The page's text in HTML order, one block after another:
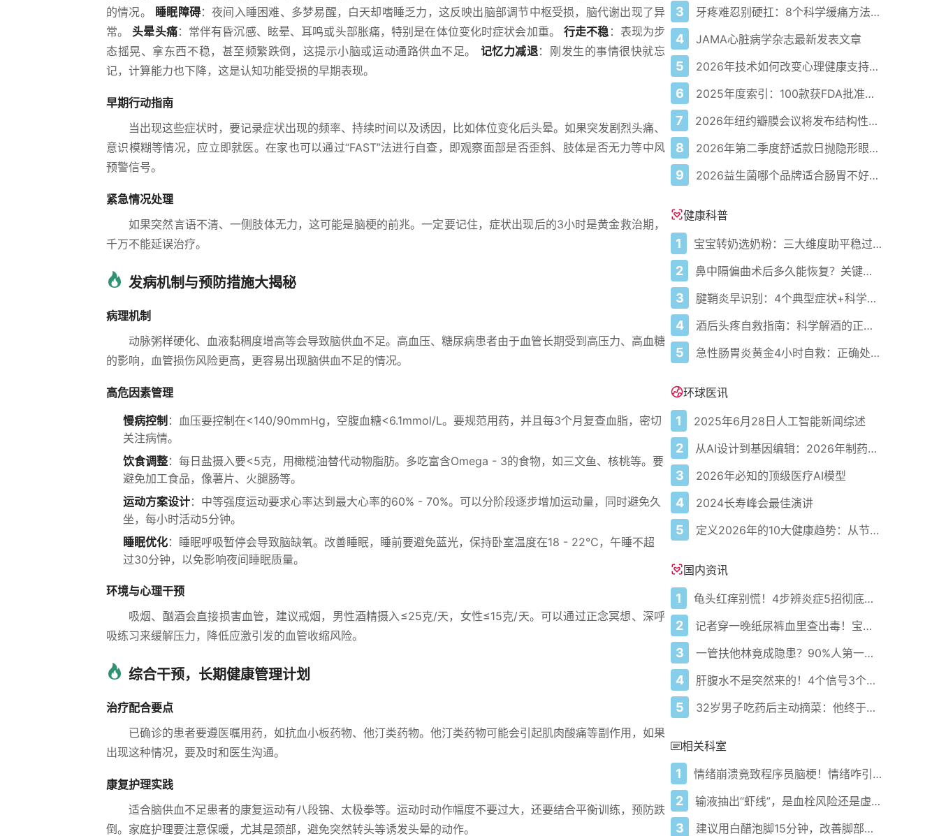
的情况。 睡眠障碍：夜间入睡困难、多梦易醒，白天却嗜睡乏力，这反映出脑部调节中枢受损，脑代谢出现了异
常。 头晕头痛：常伴有昏沉感、眩晕、耳鸣或头部胀痛，特别是在体位变化时症状会加重。行走不稳 ：表现为步
态摇晃、拿东西不稳，甚至频繁跌倒，这提示小脑或运动通路供血不足。 记忆力减退：刚发生的事情很快就忘
记，计算能力也下降，这是认知功能受损的早期表现。
早期行动指南
当出现这些症状时，要记录症状出现的频率、持续时间以及诱因，比如体位变化后头晕。如果突发剧烈头痛、
意识模糊等情况，应立即就医。在家也可以通过“FAST”法进行自查，即观察面部是否歪斜、肢体是否无力等中风
预警信号。
紧急情况处理
如果突然言语不清、一侧肢体无力，这可能是脑梗的前兆。一定要记住，症状出现后的3小时是黄金救治期，
千万不能延误治疗。
发病机制与预防措施大揭秘
病理机制
动脉粥样硬化、血液黏稠度增高等会导致脑供血不足。高血压、糖尿病患者由于血管长期受到高压力、高血糖
的影响，血管损伤风险更高，更容易出现脑供血不足的情况。
高危因素管理
慢病控制 ：血压要控制在<140/90mmHg，空腹血糖<6.1mmol/L。要规范用药，并且每3个月复查血脂，密切
关注病情。
饮食调整：每日盐摄入要<5克，用橄榄油替代动物脂肪。多吃富含Omega - 3的食物，如三文鱼、核桃等。要
避免加工食品，像薯片、火腿肠等。
运动方案设计：中等强度运动要求心率达到最大心率的60% - 70%。可以分阶段逐步增加运动量，同时避免久
坐，每小时活动5分钟。
睡眠优化：睡眠呼吸暂停会导致脑缺氧。改善睡眠，睡前要避免蓝光，保持卧室温度在18 - 22℃，午睡不超
过30分钟，以免影响夜间睡眠质量。
环境与心理干预
吸烟、酗酒会直接损害血管，建议戒烟，男性酒精摄入≤25克/天，女性≤15克/天。可以通过正念冥想、深呼
吸练习来缓解压力，降低应激引发的血管收缩风险。
综合干预，长期健康管理计划
治疗配合要点
已确诊的患者要遵医嘱用药，如抗血小板药物、他汀类药物。他汀类药物可能会引起肌肉酸痛等副作用，如果
出现这种情况，要及时和医生沟通。
康复护理实践
适合脑供血不足患者的康复运动有八段锦、太极拳等。运动时动作幅度不要过大，还要结合平衡训练，预防跌
倒。家庭护理要注意保暖，尤其是颈部，避免突然转头等诱发头晕的动作。
3 牙疼难忍别硬扛：8个科学缓痛方法收好
4 JAMA心脏病学杂志最新发表文章
5 2026年技术如何改变心理健康支持的获取方式
6 2025年度索引：100款获FDA批准的AI驱动医疗设备
7 2026年纽约瓣膜会议将发布结构性心脏病最新研究成果
8 2026年第二季度舒适款日抛隐形眼镜推荐，优瞳主打长效佩戴体验
9 2026益生菌哪个品牌适合肠胃不好的人，常年饱受肠胃病痛看过来，梳理实用十大品牌
健康科普
1 宝宝转奶选奶粉：三大维度助平稳过渡
2 鼻中隔偏曲术后多久能恢复？关键看这几点
3 腱鞘炎早识别：4个典型症状+科学应对，避免关节卡壳
4 酒后头疼自救指南：科学解酒的正确打开方式
5 急性肠胃炎黄金4小时自救：正确处置与误区避坑关键
环球医讯
1 2025年6月28日人工智能新闻综述
2 从AI设计到基因编辑：2026年制药领域重大突破
3 2026年必知的顶级医疗AI模型
4 2024长寿峰会最佳演讲
5 定义2026年的10大健康趋势：从节律健康到冷热交替疗法
国内资讯
1 龟头红痒别慌！4步辨炎症5招彻底防复发
2 记者穿一晚纸尿裤血里查出毒！宝宝血液浓度竟是成人的5倍？
3 一管扶他林竟成隐患？90%人第一步就错了！
4 肝腹水不是突然来的！4个信号3个管理要点别等肚子鼓起来
5 32岁男子吃药后主动摘菜：他终于活过来了？
相关科室
1 情绪崩溃竟致程序员脑梗！情绪咋引爆中风？
2 输液抽出“虾线”，是血栓风险还是虚惊一场？
3 建议用白醋泡脚15分钟，改善脚部健康还助眠！